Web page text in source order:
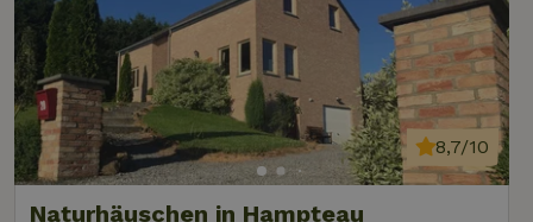
Naturhäuschen in Hampteau
8,7/10